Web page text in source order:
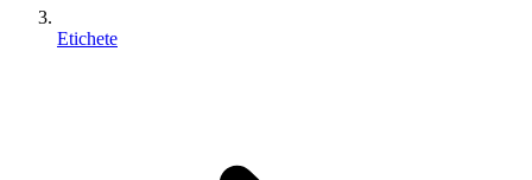
Etichete